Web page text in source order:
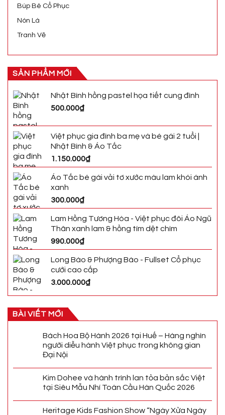
Búp Bê Cổ Phục
Nón Lá
Tranh Vẽ
SẢN PHẨM MỚI
Nhật Bình hồng pastel họa tiết cung đình
500.000₫
Việt phục gia đình ba mẹ và bé gái 2 tuổi |
Nhật Bình & Áo Tấc
1.150.000₫
Áo Tấc bé gái vải tơ xước màu lam khói ánh
xanh
300.000₫
Lam Hồng Tương Hòa - Việt phục đôi Áo Ngũ
Thân xanh lam & hồng tím dệt chìm
990.000₫
Long Bào & Phượng Bào - Fullset Cổ phục
cưới cao cấp
3.000.000₫
BÀI VIẾT MỚI
Bách Hoa Bộ Hành 2026 tại Huế – Hàng nghìn
người diễu hành Việt phục trong không gian
Đại Nội
Kim Dohee và hành trình lan tỏa bản sắc Việt
tại Siêu Mẫu Nhí Toàn Cầu Hàn Quốc 2026
Heritage Kids Fashion Show “Ngày Xửa Ngày